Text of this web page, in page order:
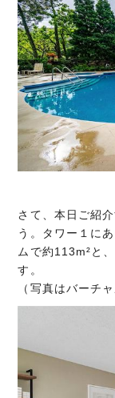
さて、本日ご紹
う。タワー１に
ムで約113m²と
す。
（写真はバーチ